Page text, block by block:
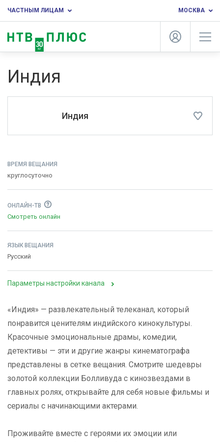
ЧАСТНЫМ ЛИЦАМ МОСКВА
Индия
Индия
ВРЕМЯ ВЕЩАНИЯ
круглосуточно
ОНЛАЙН-ТВ
Смотреть онлайн
ЯЗЫК ВЕЩАНИЯ
Русский
Параметры настройки канала
«Индия» — развлекательный телеканал, который
понравится ценителям индийского кинокультуры.
Красочные эмоциональные драмы, комедии,
детективы — эти и другие жанры кинематографа
представлены в сетке вещания. Смотрите шедевры
золотой коллекции Болливуда с кинозвездами в
главных ролях, открывайте для себя новые фильмы и
сериалы с начинающими актерами.
Проживайте вместе с героями их эмоции или